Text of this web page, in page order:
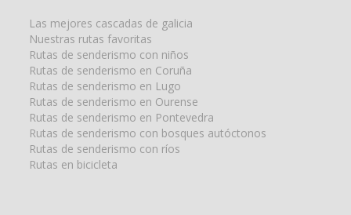
Las mejores cascadas de galicia
Nuestras rutas favoritas
Rutas de senderismo con niños
Rutas de senderismo en Coruña
Rutas de senderismo en Lugo
Rutas de senderismo en Ourense
Rutas de senderismo en Pontevedra
Rutas de senderismo con bosques autóctonos
Rutas de senderismo con ríos
Rutas en bicicleta